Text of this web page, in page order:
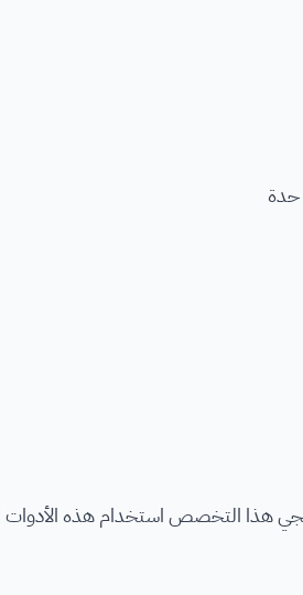
حدة
هذا التخصص استخدام هذه الأدوات